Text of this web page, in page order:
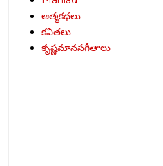
ఆత్మకథలు
కవితలు
కృష్ణమానసగీతాలు